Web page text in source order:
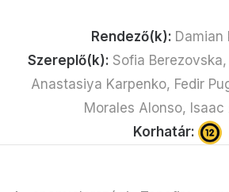
Rendező(k): Damian
Szereplő(k): Sofia
Anastasiya Karpenko, Fedir
Morales Alonso, Isaac
Korhatár: